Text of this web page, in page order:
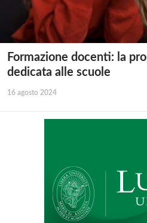
Formazione docenti: la
dedicata alle scuole
16 agosto 2024